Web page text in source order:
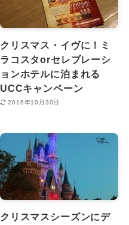
クリスマス・イヴに！ミ
ラコスタorセレブレーシ
ョンホテルに泊まれる
UCCキャンペーン
2016年10月30日
クリスマスシーズンにデ